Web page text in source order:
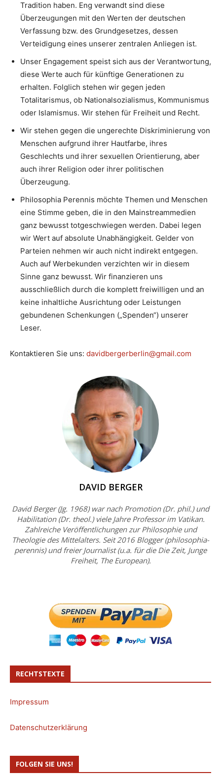
Tradition haben. Eng verwandt sind diese
Überzeugungen mit den Werten der deutschen
Verfassung bzw. des Grundgesetzes, dessen
Verteidigung eines unserer zentralen Anliegen ist.
Unser Engagement speist sich aus der Verantwortung,
diese Werte auch für künftige Generationen zu
erhalten. Folglich stehen wir gegen jeden
Totalitarismus, ob Nationalsozialismus, Kommunismus
oder Islamismus. Wir stehen für Freiheit und Recht.
Wir stehen gegen die ungerechte Diskriminierung von
Menschen aufgrund ihrer Hautfarbe, ihres
Geschlechts und ihrer sexuellen Orientierung, aber
auch ihrer Religion oder ihrer politischen
Überzeugung.
Philosophia Perennis möchte Themen und Menschen
eine Stimme geben, die in den Mainstreammedien
ganz bewusst totgeschwiegen werden. Dabei legen
wir Wert auf absolute Unabhängigkeit. Gelder von
Parteien nehmen wir auch nicht indirekt entgegen.
Auch auf Werbekunden verzichten wir in diesem
Sinne ganz bewusst. Wir finanzieren uns
ausschließlich durch die komplett freiwilligen und an
keine inhaltliche Ausrichtung oder Leistungen
gebundenen Schenkungen („Spenden“) unserer
Leser.
Kontaktieren Sie uns: davidbergerberlin@gmail.com
DAVID BERGER
David Berger (Jg. 1968) war nach Promotion (Dr. phil.) und
Habilitation (Dr. theol.) viele Jahre Professor im Vatikan.
Zahlreiche Veröffentlichungen zur Philosophie und
Theologie des Mittelalters. Seit 2016 Blogger (philosophia-
perennis) und freier Journalist (u.a. für die Die Zeit, Junge
Freiheit, The European).
RECHTSTEXTE
Impressum
Datenschutzerklärung
FOLGEN SIE UNS!